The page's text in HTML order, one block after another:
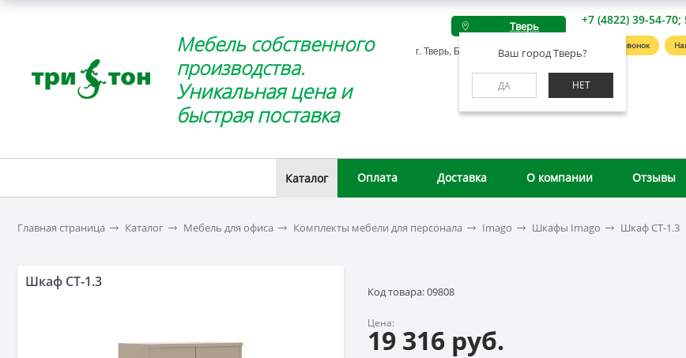
Мебель собственного
производства.
Уникальная цена и
быстрая поставка
Тверь
Ваш город Тверь?
ДА НЕТ
г. Тверь, Беляковский пер., д. 46А
+7 (4822) 39-54-70;
Заказать звонок
Каталог Оплата Доставка О компании Отзывы
Главная страница Каталог Мебель для офиса Комплекты мебели для персонала Imago Шкафы Imago Шкаф СТ-1.3
Шкаф СТ-1.3
Код товара: 09808
Цена:
19 316 руб.